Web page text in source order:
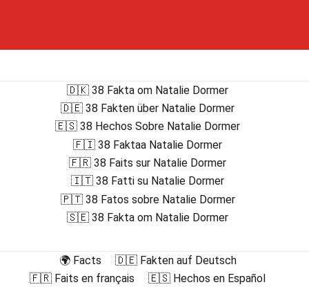
🇩🇰 38 Fakta om Natalie Dormer
🇩🇪 38 Fakten über Natalie Dormer
🇪🇸 38 Hechos Sobre Natalie Dormer
🇫🇮 38 Faktaa Natalie Dormer
🇫🇷 38 Faits sur Natalie Dormer
🇮🇹 38 Fatti su Natalie Dormer
🇵🇹 38 Fatos sobre Natalie Dormer
🇸🇪 38 Fakta om Natalie Dormer
🌍 Facts
🇩🇪 Fakten auf Deutsch
🇫🇷 Faits en français
🇪🇸 Hechos en Español